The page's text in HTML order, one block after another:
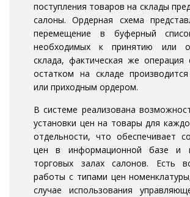
поступления товаров на склады
салоны. Ордерная схема
перемещение в буферный
необходимых к принятию или
склада, фактическая же операция
остатком на складе
или приходным ордером.
В системе реализована
установки цен на товары для
отдельности, что обеспечивает
цен в информационной базе и
торговых залах салонов. Есть
работы с типами цен
случае использования